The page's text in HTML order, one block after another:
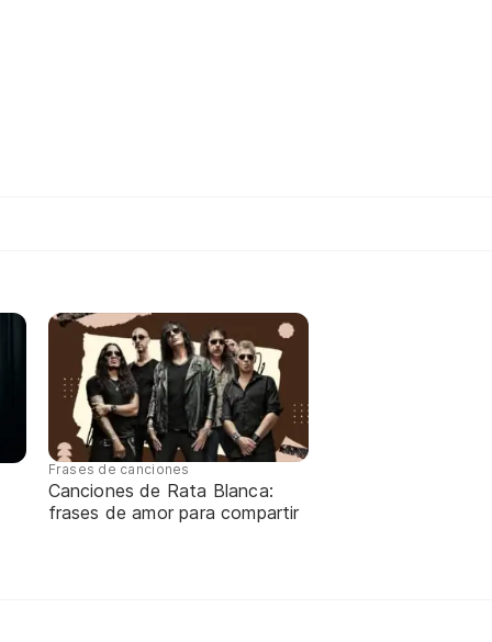
Frases de canciones
Canciones de Rata Blanca:
frases de amor para compartir